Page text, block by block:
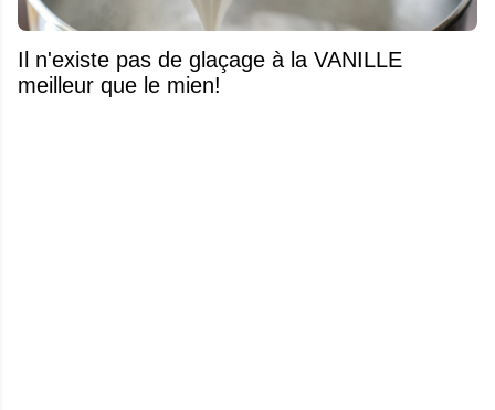
Il n'existe pas de glaçage à la VANILLE
meilleur que le mien!